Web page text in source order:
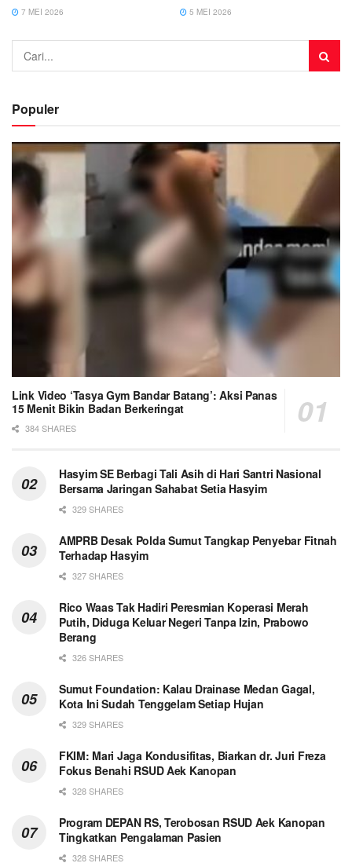
7 MEI 2026 5 MEI 2026
Populer
Link Video ‘Tasya Gym Bandar Batang’: Aksi Panas
15 Menit Bikin Badan Berkeringat
384 SHARES
Hasyim SE Berbagi Tali Asih di Hari Santri Nasional
Bersama Jaringan Sahabat Setia Hasyim
329 SHARES
AMPRB Desak Polda Sumut Tangkap Penyebar Fitnah
Terhadap Hasyim
327 SHARES
Rico Waas Tak Hadiri Peresmian Koperasi Merah
Putih, Diduga Keluar Negeri Tanpa Izin, Prabowo
Berang
326 SHARES
Sumut Foundation: Kalau Drainase Medan Gagal,
Kota Ini Sudah Tenggelam Setiap Hujan
329 SHARES
FKIM: Mari Jaga Kondusifitas, Biarkan dr. Juri Freza
Fokus Benahi RSUD Aek Kanopan
328 SHARES
Program DEPAN RS, Terobosan RSUD Aek Kanopan
Tingkatkan Pengalaman Pasien
328 SHARES